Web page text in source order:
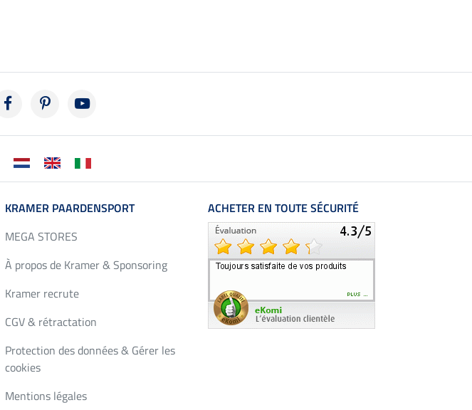
KRAMER PAARDENSPORT
MEGA STORES
À propos de Kramer & Sponsoring
Kramer recrute
CGV & rétractation
Protection des données & Gérer les
cookies
Mentions légales
ACHETER EN TOUTE SÉCURITÉ